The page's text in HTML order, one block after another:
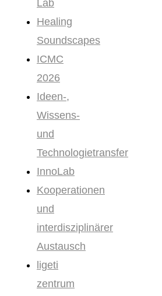
Lab
Healing
Soundscapes
ICMC
2026
Ideen-,
Wissens-
und
Technologietransfer
InnoLab
Kooperationen
und
interdisziplinärer
Austausch
ligeti
zentrum